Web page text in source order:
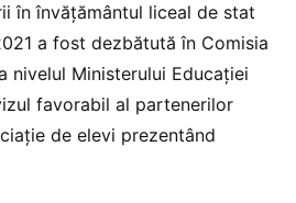
în învățământul liceal de stat
a fost dezbătută în Comisia
nivelul Ministerului Educației
favorabil al partenerilor
de elevi prezentând